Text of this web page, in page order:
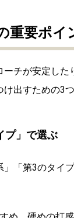
重要ポイ
チが安定した
出すための3
プ」で選ぶ
「第3のタイ